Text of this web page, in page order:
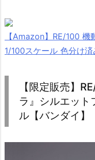
【Amazon】RE/100
1/100スケール 色分け
【限定販売】
ラ』シルエット
ル【バンダイ】